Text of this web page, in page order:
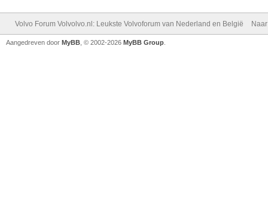
Volvo Forum Volvolvo.nl: Leukste Volvoforum van Nederland en België
Aangedreven door MyBB , © 2002-2026 MyBB Group